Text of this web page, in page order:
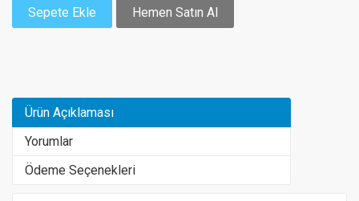
Sepete Ekle Hemen Satın Al
Ürün Açıklaması
Yorumlar
Ödeme Seçenekleri